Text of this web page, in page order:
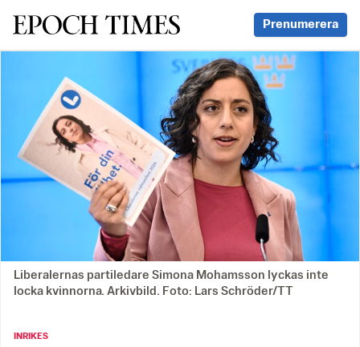
Svenska Epoch Times Prenumerera
Liberalernas partiledare Simona Mohamsson lyckas inte
locka kvinnorna. Arkivbild. Foto: Lars Schröder/TT
INRIKES